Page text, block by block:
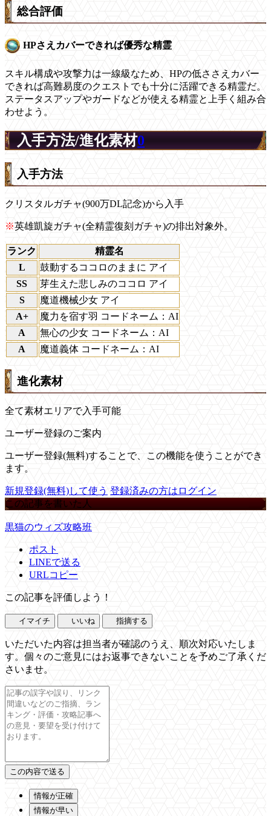
総合評価
HPさえカバーできれば優秀な精霊
スキル構成や攻撃力は一線級なため、HPの低ささえカバー
できれば高難易度のクエストでも十分に活躍できる精霊だ。
ステータスアップやガードなどが使える精霊と上手く組み合
わせよう。
入手方法/進化素材0
入手方法
クリスタルガチャ(900万DL記念)から入手
※英雄凱旋ガチャ(全精霊復刻ガチャ)の排出対象外。
ランク
精霊名
L
鼓動するココロのままに アイ
SS
芽生えた悲しみのココロ アイ
S
魔道機械少女 アイ
A+
魔力を宿す羽 コードネーム：AI
A
無心の少女 コードネーム：AI
A
魔道義体 コードネーム：AI
進化素材
全て素材エリアで入手可能
ユーザー登録のご案内
ユーザー登録(無料)することで、この機能を使うことができ
ます。
新規登録(無料)して使う 登録済みの方はログイン
この記事を書いた人
黒猫のウィズ攻略班
ポスト
LINEで送る
URLコピー
この記事を評価しよう！
イマイチ いいね 指摘する
いただいた内容は担当者が確認のうえ、順次対応いたしま
す。個々のご意見にはお返事できないことを予めご了承くだ
さいませ。
情報が正確
情報が早い